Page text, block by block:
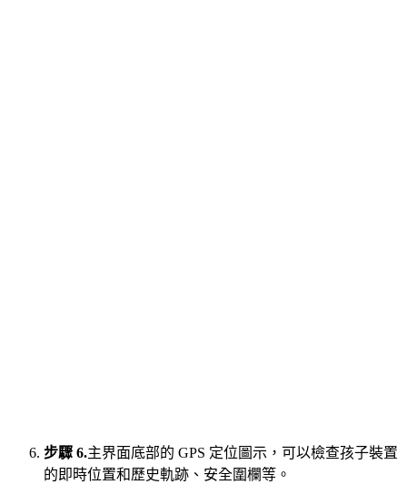
步驟 6.主界面底部的 GPS 定位圖示，可以檢查孩子裝置
的即時位置和歷史軌跡、安全圍欄等。